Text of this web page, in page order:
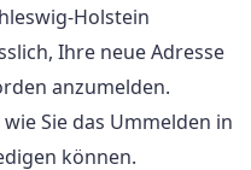
Holstein
Ihre neue Adresse
anzumelden.
Sie das Ummelden in
können.